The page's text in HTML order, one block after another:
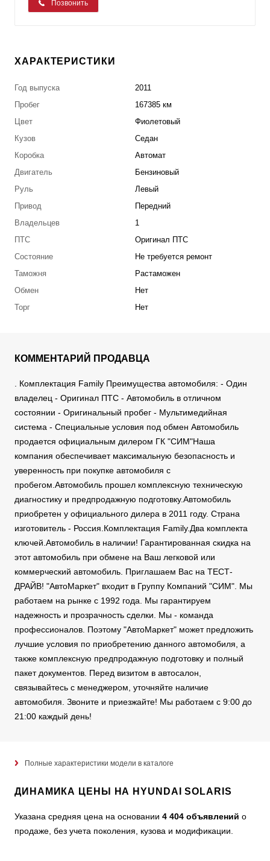
Позвонить
ХАРАКТЕРИСТИКИ
Год выпуска
2011
Пробег
167385 км
Цвет
Фиолетовый
Кузов
Седан
Коробка
Автомат
Двигатель
Бензиновый
Руль
Левый
Привод
Передний
Владельцев
1
ПТС
Оригинал ПТС
Состояние
Не требуется ремонт
Таможня
Растаможен
Обмен
Нет
Торг
Нет
КОММЕНТАРИЙ ПРОДАВЦА
. Комплектация Family Преимущества автомобиля: - Один
владелец - Оригинал ПТС - Автомобиль в отличном
состоянии - Оригинальный пробег - Мультимедийная
система - Специальные условия под обмен Автомобиль
продается официальным дилером ГК "СИМ"Наша
компания обеспечивает максимальную безопасность и
уверенность при покупке автомобиля с
пробегом.Автомобиль прошел комплексную техническую
диагностику и предпродажную подготовку.Автомобиль
приобретен у официального дилера в 2011 году. Страна
изготовитель - Россия.Комплектация Family.Два комплекта
ключей.Автомобиль в наличии! Гарантированная скидка на
этот автомобиль при обмене на Ваш легковой или
коммерческий автомобиль. Приглашаем Вас на ТЕСТ-
ДРАЙВ! "АвтоМаркет" входит в Группу Компаний "СИМ". Мы
работаем на рынке с 1992 года. Мы гарантируем
надежность и прозрачность сделки. Мы - команда
профессионалов. Поэтому "АвтоМаркет" может предложить
лучшие условия по приобретению данного автомобиля, а
также комплексную предпродажную подготовку и полный
пакет документов. Перед визитом в автосалон,
связывайтесь с менеджером, уточняйте наличие
автомобиля. Звоните и приезжайте! Мы работаем с 9:00 до
21:00 каждый день!
Полные характеристики модели в каталоге
ДИНАМИКА ЦЕНЫ НА HYUNDAI SOLARIS
Указана средняя цена на основании 4 404 объявлений о
продаже, без учета поколения, кузова и модификации.